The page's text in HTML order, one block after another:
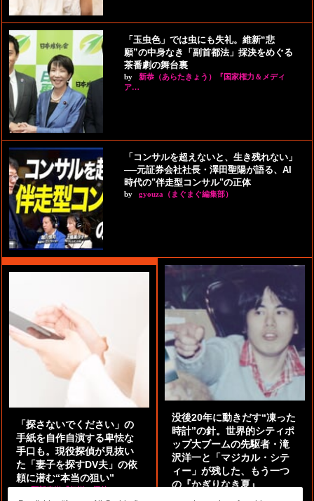
「玉虫色」では虫にも失礼。維新“悲
願”の中身なき「副首都法」採決をめぐる
茶番劇の舞台裏
by
新恭（あらたきょう）『国家権力＆メディ
ア…
「コンサルを超えないと、生き残れない」
──元証券会社社長・澤田聖陽が語る、AI
時代の"伴走型コンサル"の正体
by gyouza（まぐまぐ編集部）
「探さないでください」の
手紙を自作自演する卑怯な
手口も。現役探偵が見抜い
た「妻子を探すDV夫」の依
頼に潜む“本当の狙い”
by 阿部泰尚『伝説の探偵』
没後20年に動きだす“凍った
時計”の針。世界的シティポ
ップ大ブームの先駆者・滝
沢洋一と「マジカル・シテ
ィー」が残した、もう一つ
の『かぎりなき夏』